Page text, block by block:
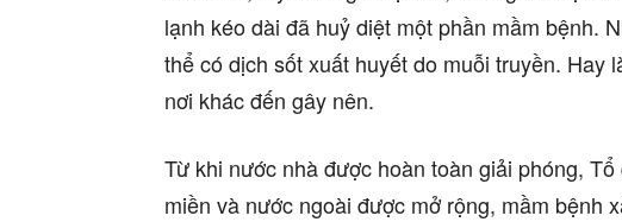
lạnh kéo dài đã huỷ diệt một phần mầm bệnh.
thể có dịch sốt xuất huyết do muỗi truyền. Hay
nơi khác đến gây nên.
Từ khi nước nhà được hoàn toàn giải phóng,
miền và nước ngoài được mở rộng, mầm bệnh